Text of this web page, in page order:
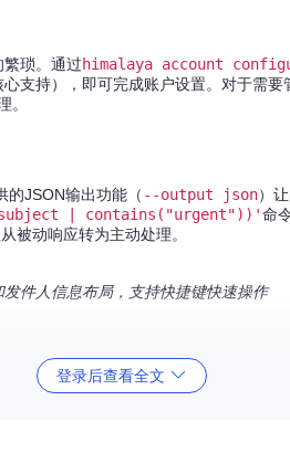
琐。通过himalaya account
支持），即可完成账户设置。对于需要
。
的JSON输出功能（ --output json）
| contains("urgent"))'命
被动响应转为主动处理。
件人信息布局，支持快捷键快速操作
的精准把握：登录后查看全文